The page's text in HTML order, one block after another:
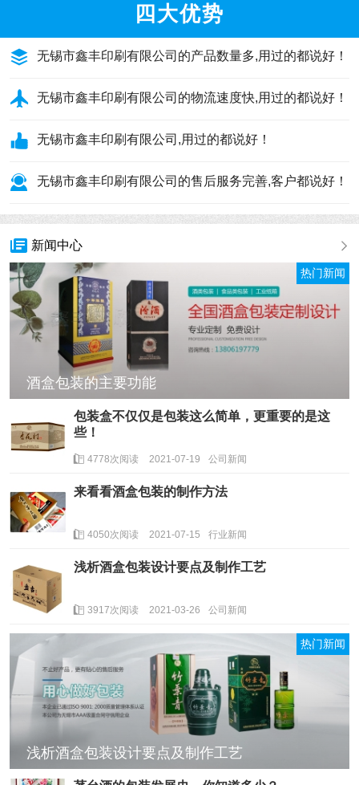
四大优势
无锡市鑫丰印刷有限公司的产品数量多,用过的都说好！
无锡市鑫丰印刷有限公司的物流速度快,用过的都说好！
无锡市鑫丰印刷有限公司,用过的都说好！
无锡市鑫丰印刷有限公司的售后服务完善,客户都说好！
新闻中心
酒盒包装的主要功能
热门新闻
包装盒不仅仅是包装这么简单，更重要的是这
些！
4778次阅读 2021-07-19 公司新闻
来看看酒盒包装的制作方法
4050次阅读 2021-07-15 行业新闻
浅析酒盒包装设计要点及制作工艺
3917次阅读 2021-03-26 公司新闻
浅析酒盒包装设计要点及制作工艺
热门新闻